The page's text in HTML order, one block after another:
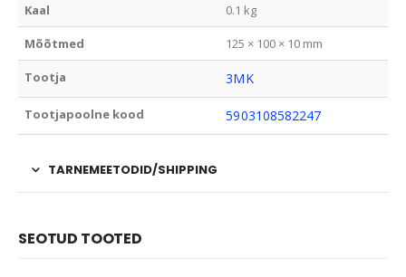
Kaal 0.1 kg
Mõõtmed 125 × 100 × 10 mm
Tootja 3MK
Tootjapoolne kood 5903108582247
TARNEMEETODID/SHIPPING
SEOTUD TOOTED